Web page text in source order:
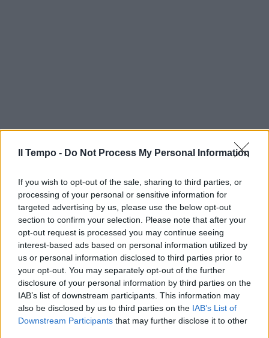
Il Tempo - Do Not Process My Personal Information
If you wish to opt-out of the sale, sharing to third parties, or
processing of your personal or sensitive information for
targeted advertising by us, please use the below opt-out
section to confirm your selection. Please note that after your
opt-out request is processed you may continue seeing
interest-based ads based on personal information utilized by
us or personal information disclosed to third parties prior to
your opt-out. You may separately opt-out of the further
disclosure of your personal information by third parties on the
IAB’s list of downstream participants. This information may
also be disclosed by us to third parties on the IAB’s List of
Downstream Participants that may further disclose it to other